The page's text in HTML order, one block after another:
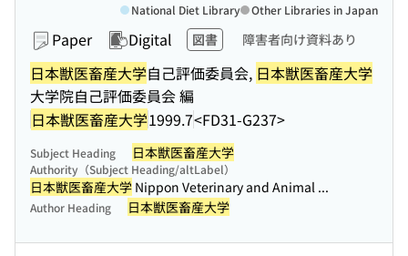
Paper Digital 図書 障害者向け資料あり
日本獣医畜産大学自己評価委員会, 日本獣医畜産大学
大学院自己評価委員会 編
日本獣医畜産大学1999.7<FD31-G237>
National Diet Library Other Libraries in Japan
Subject Heading 日本獣医畜産大学
Authority（Subject Heading/altLabel）
日本獣医畜産大学 Nippon Veterinary and Animal ...
Author Heading 日本獣医畜産大学